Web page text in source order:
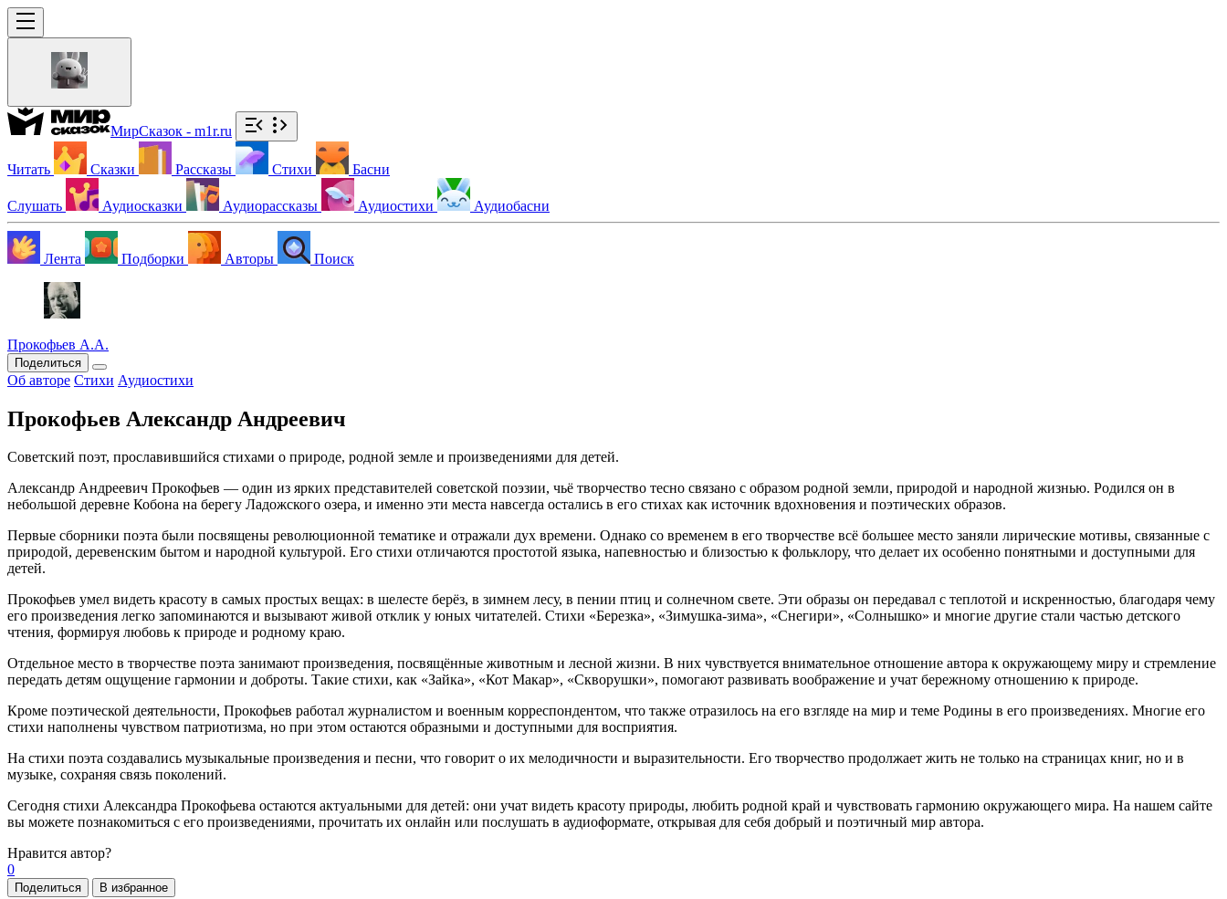
МирСказок - m1r.ru
Читать Сказки Рассказы Стихи Басни
Слушать Аудиосказки Аудиорассказы Аудиостихи Аудиобасни
Лента Подборки Авторы Поиск
Прокофьев А.А.
Поделиться
Об авторе Стихи Аудиостихи
Прокофьев Александр Андреевич
Советский поэт, прославившийся стихами о природе, родной земле и произведениями для детей.
Александр Андреевич Прокофьев — один из ярких представителей советской поэзии, чьё творчество тесно связано с образом родной земли, природой и народной жизнью. Родился он в
небольшой деревне Кобона на берегу Ладожского озера, и именно эти места навсегда остались в его стихах как источник вдохновения и поэтических образов.
Первые сборники поэта были посвящены революционной тематике и отражали дух времени. Однако со временем в его творчестве всё большее место заняли лирические мотивы, связанные с
природой, деревенским бытом и народной культурой. Его стихи отличаются простотой языка, напевностью и близостью к фольклору, что делает их особенно понятными и доступными для
детей.
Прокофьев умел видеть красоту в самых простых вещах: в шелесте берёз, в зимнем лесу, в пении птиц и солнечном свете. Эти образы он передавал с теплотой и искренностью, благодаря чему
его произведения легко запоминаются и вызывают живой отклик у юных читателей. Стихи «Березка», «Зимушка-зима», «Снегири», «Солнышко» и многие другие стали частью детского
чтения, формируя любовь к природе и родному краю.
Отдельное место в творчестве поэта занимают произведения, посвящённые животным и лесной жизни. В них чувствуется внимательное отношение автора к окружающему миру и стремление
передать детям ощущение гармонии и доброты. Такие стихи, как «Зайка», «Кот Макар», «Скворушки», помогают развивать воображение и учат бережному отношению к природе.
Кроме поэтической деятельности, Прокофьев работал журналистом и военным корреспондентом, что также отразилось на его взгляде на мир и теме Родины в его произведениях. Многие его
стихи наполнены чувством патриотизма, но при этом остаются образными и доступными для восприятия.
На стихи поэта создавались музыкальные произведения и песни, что говорит о их мелодичности и выразительности. Его творчество продолжает жить не только на страницах книг, но и в
музыке, сохраняя связь поколений.
Сегодня стихи Александра Прокофьева остаются актуальными для детей: они учат видеть красоту природы, любить родной край и чувствовать гармонию окружающего мира. На нашем сайте
вы можете познакомиться с его произведениями, прочитать их онлайн или послушать в аудиоформате, открывая для себя добрый и поэтичный мир автора.
Нравится автор?
0
Поделиться В избранное